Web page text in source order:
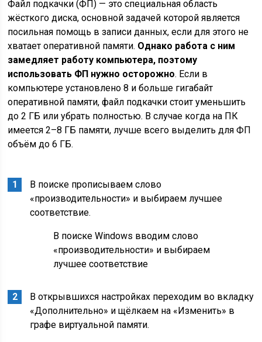
Файл подкачки (ФП) — это специальная область
жёсткого диска, основной задачей которой является
посильная помощь в записи данных, если для этого не
хватает оперативной памяти. Однако работа с ним
замедляет работу компьютера, поэтому
использовать ФП нужно осторожно. Если в
компьютере установлено 8 и больше гигабайт
оперативной памяти, файл подкачки стоит уменьшить
до 2 ГБ или убрать полностью. В случае когда на ПК
имеется 2–8 ГБ памяти, лучше всего выделить для ФП
объём до 6 ГБ.
В поиске прописываем слово
«производительности» и выбираем лучшее
соответствие.
В поиске Windows вводим слово
«производительности» и выбираем
лучшее соответствие
В открывшихся настройках переходим во вкладку
«Дополнительно» и щёлкаем на «Изменить» в
графе виртуальной памяти.